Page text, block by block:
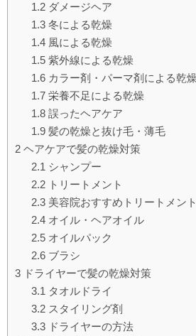
1.2ダメージヘア
1.3冬による乾燥
1.4風による乾燥
1.5紫外線による乾燥
1.6カラー剤・パーマ剤による乾燥
1.7栄養不足による乾燥
1.8誤ったヘアケア
1.9髪の乾燥と抜け毛・薄毛
2 ヘアケアで髪の乾燥対策
2.1 シャンプー
2.2トリートメント
2.3美容院おすすめトリートメント
2.4オイル・ヘアオイル
2.5オイルパック
2.6ブラシ
3 ドライヤーで髪の乾燥対策
3.1 タオルドライ
3.2スタイリング剤
3.3ドライヤーの方法